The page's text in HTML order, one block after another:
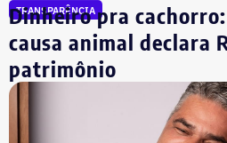
TRANSPARÊNCIA
Dinheiro pra
causa animal declara
patrimônio